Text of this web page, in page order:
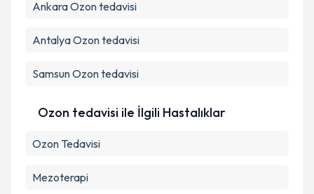
AnkaraOzon tedavisi
AntalyaOzon tedavisi
SamsunOzon tedavisi
Ozon tedavisi ile İlgili Hastalıklar
Ozon Tedavisi
Mezoterapi